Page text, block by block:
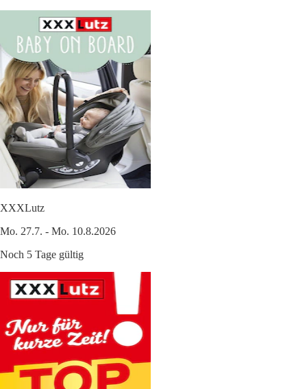
XXXLutz
Mo. 27.7. - Mo. 10.8.2026
Noch 5 Tage gültig